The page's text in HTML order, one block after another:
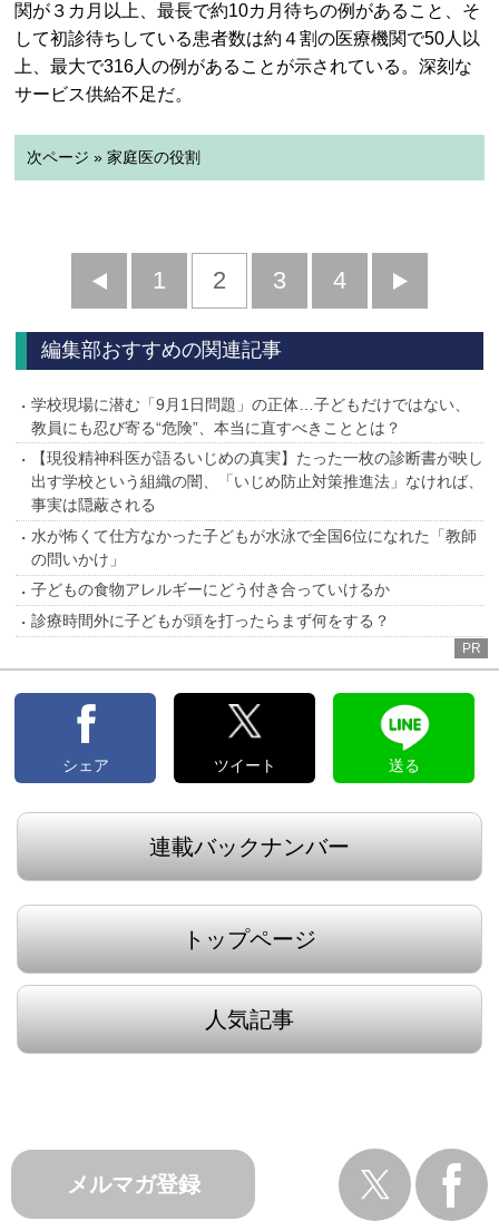
関が３カ月以上、最長で約10カ月待ちの例があること、そ
して初診待ちしている患者数は約４割の医療機関で50人以
上、最大で316人の例があることが示されている。深刻な
サービス供給不足だ。
次ページ » 家庭医の役割
前
へ
1 2 3 4
へ
編集部おすすめの関連記事
学校現場に潜む「9月1日問題」の正体…子どもだけではない、
教員にも忍び寄る“危険”、本当に直すべきこととは？
【現役精神科医が語るいじめの真実】たった一枚の診断書が映し
出す学校という組織の闇、「いじめ防止対策推進法」なければ、
事実は隠蔽される
水が怖くて仕方なかった子どもが水泳で全国6位になれた「教師
の問いかけ」
子どもの食物アレルギーにどう付き合っていけるか
診療時間外に子どもが頭を打ったらまず何をする？
PR
シェア ツイート 送る
連載バックナンバー
トップページ
人気記事
メルマガ登録